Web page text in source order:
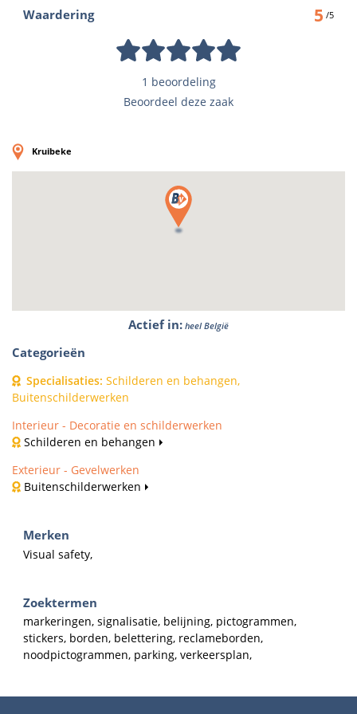
Waardering 5 /5
1 beoordeling
Beoordeel deze zaak
Kruibeke
Actief in: heel België
Categorieën
Specialisaties: Schilderen en behangen,
Buitenschilderwerken
Interieur - Decoratie en schilderwerken
Schilderen en behangen
Exterieur - Gevelwerken
Buitenschilderwerken
Merken
Visual safety,
Zoektermen
markeringen, signalisatie, belijning, pictogrammen,
stickers, borden, belettering, reclameborden,
noodpictogrammen, parking, verkeersplan,